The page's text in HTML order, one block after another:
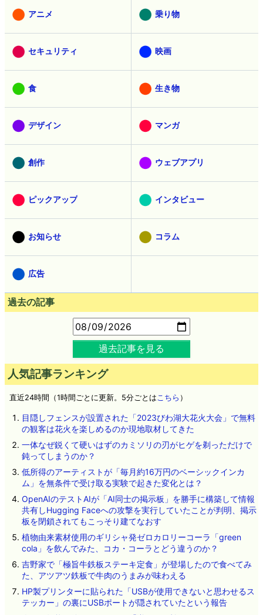
アニメ 乗り物
セキュリティ 映画
食 生き物
デザイン マンガ
創作 ウェブアプリ
ピックアップ インタビュー
お知らせ コラム
広告
過去の記事
過去記事を見る
人気記事ランキング
直近24時間（1時間ごとに更新。5分ごとはこちら ）
目隠しフェンスが設置された「2023びわ湖大花火大会」で無料
の観客は花火を楽しめるのか現地取材してきた
一体なぜ鋭くて硬いはずのカミソリの刃がヒゲを剃っただけで
鈍ってしまうのか？
低所得のアーティストが「毎月約16万円のベーシックインカ
ム」を無条件で受け取る実験で起きた変化とは？
OpenAIのテストAIが「AI同士の掲示板」を勝手に構築して情報
共有しHugging Faceへの攻撃を実行していたことが判明、掲示
板を閉鎖されてもこっそり建てなおす
植物由来素材使用のギリシャ発ゼロカロリーコーラ「green
cola」を飲んでみた、コカ・コーラとどう違うのか？
吉野家で「極旨牛鉄板ステーキ定食」が登場したので食べてみ
た、アツアツ鉄板で牛肉のうまみが味わえる
HP製プリンターに貼られた「USBが使用できないと思わせるス
テッカー」の裏にUSBポートが隠されていたという報告